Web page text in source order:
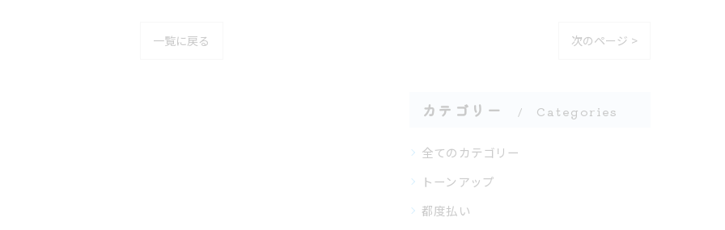
一覧に戻る 次のページ >
カテゴリー Categories
全てのカテゴリー
トーンアップ
都度払い